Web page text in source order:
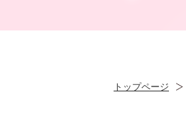
トップページ